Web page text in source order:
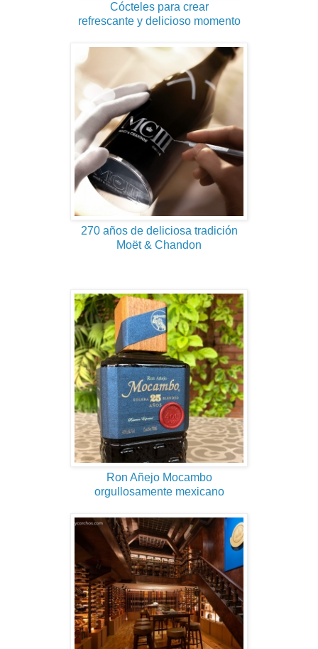
Cócteles para crear
refrescante y delicioso momento
270 años de deliciosa tradición
Moët & Chandon
Ron Añejo Mocambo
orgullosamente mexicano